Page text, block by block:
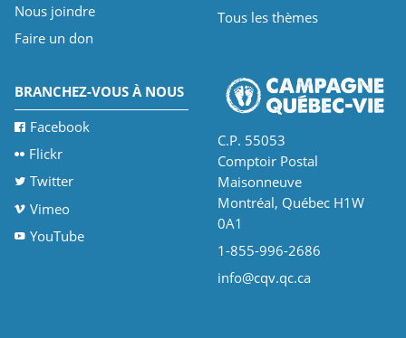
Nous joindre
Faire un don
Tous les thèmes
BRANCHEZ-VOUS À NOUS
Facebook
Flickr
Twitter
Vimeo
YouTube
C.P. 55053
Comptoir Postal
Maisonneuve
Montréal, Québec H1W
0A1
1-855-996-2686
info@cqv.qc.ca